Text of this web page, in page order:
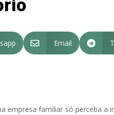
 Email 
empresa familiar só perceba a